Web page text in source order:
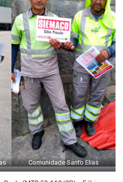
Comunidade Santo Elias